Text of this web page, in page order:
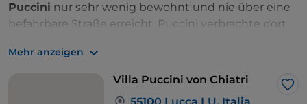
Puccini nur sehr wenig bewohnt und nie über eine
befahrbare Straße erreicht. Puccini verbrachte dort
komponierte einen Großteil des ersten Aktes von
Fanciulla del West. Sie wurde 1943 von Antonio,
dem einzigen Sohn von Giacomo und Elvira, verkauft
Mehr anzeigen
Villa Puccini von Chiatri